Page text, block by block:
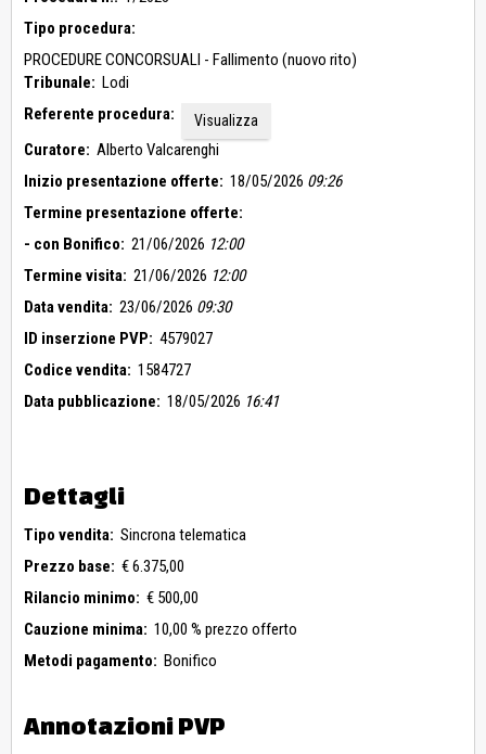
Tipo procedura:
PROCEDURE CONCORSUALI - Fallimento (nuovo rito)
Tribunale: Lodi
Referente procedura:
Visualizza
Curatore: Alberto Valcarenghi
Inizio presentazione offerte: 18/05/2026 09:26
Termine presentazione offerte:
- con Bonifico: 21/06/2026 12:00
Termine visita: 21/06/2026 12:00
Data vendita: 23/06/2026 09:30
ID inserzione PVP: 4579027
Codice vendita: 1584727
Data pubblicazione: 18/05/2026 16:41
Dettagli
Tipo vendita: Sincrona telematica
Prezzo base: € 6.375,00
Rilancio minimo: € 500,00
Cauzione minima: 10,00 % prezzo offerto
Metodi pagamento: Bonifico
Annotazioni PVP